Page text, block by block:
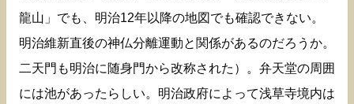
龍山」でも、明治12年以降の地図でも確認できない。
明治維新直後の神仏分離運動と関係があるのだろうか。
二天門も明治に随身門から改称された）。弁天堂の周囲
には池があったらしい。明治政府によって浅草寺境内は